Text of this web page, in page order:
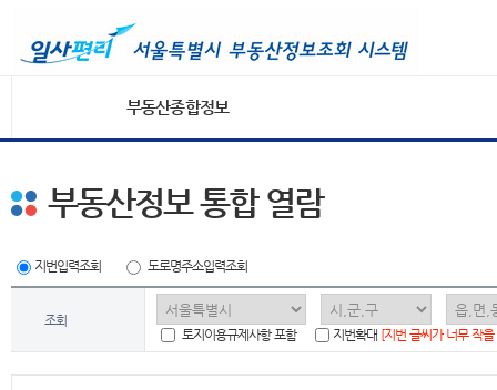
부동산종합정보
부동산정보 통합 열람
지번입력조회 도로명주소입력조회
조회
토지이용규제사항 포함
지번확대 [지번 글씨가 너무 작